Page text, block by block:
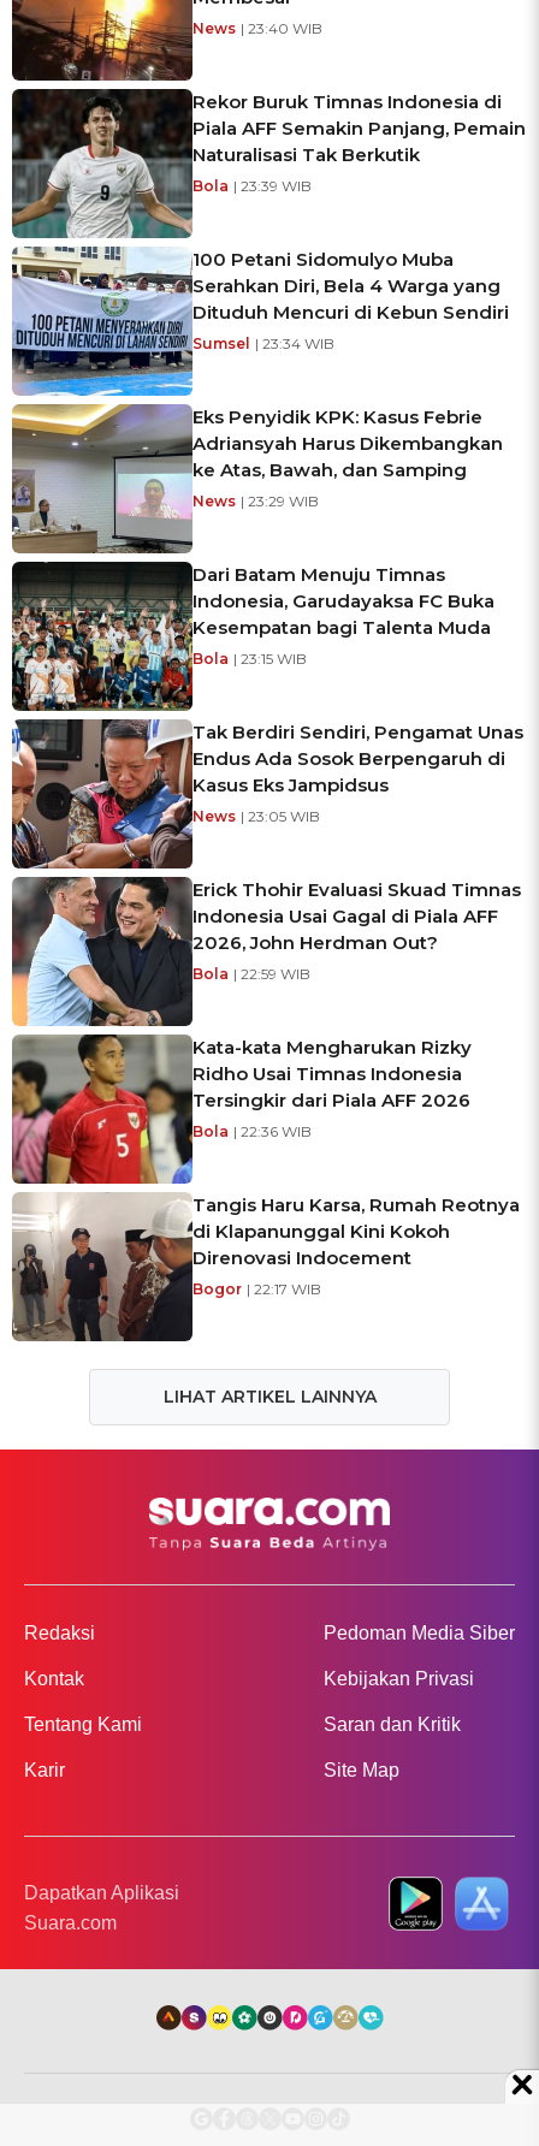
News | 23:40 WIB
Rekor Buruk Timnas Indonesia di
Piala AFF Semakin Panjang, Pemain
Naturalisasi Tak Berkutik
Bola | 23:39 WIB
100 Petani Sidomulyo Muba
Serahkan Diri, Bela 4 Warga yang
Dituduh Mencuri di Kebun Sendiri
Sumsel | 23:34 WIB
Eks Penyidik KPK: Kasus Febrie
Adriansyah Harus Dikembangkan
ke Atas, Bawah, dan Samping
News | 23:29 WIB
Dari Batam Menuju Timnas
Indonesia, Garudayaksa FC Buka
Kesempatan bagi Talenta Muda
Bola | 23:15 WIB
Tak Berdiri Sendiri, Pengamat Unas
Endus Ada Sosok Berpengaruh di
Kasus Eks Jampidsus
News | 23:05 WIB
Erick Thohir Evaluasi Skuad Timnas
Indonesia Usai Gagal di Piala AFF
2026, John Herdman Out?
Bola | 22:59 WIB
Kata-kata Mengharukan Rizky
Ridho Usai Timnas Indonesia
Tersingkir dari Piala AFF 2026
Bola | 22:36 WIB
Tangis Haru Karsa, Rumah Reotnya
di Klapanunggal Kini Kokoh
Direnovasi Indocement
Bogor | 22:17 WIB
LIHAT ARTIKEL LAINNYA
Redaksi
Kontak
Tentang Kami
Karir
Pedoman Media Siber
Kebijakan Privasi
Saran dan Kritik
Site Map
Dapatkan Aplikasi
Suara.com